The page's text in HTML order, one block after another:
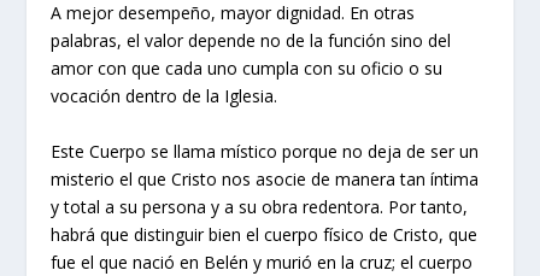
A mejor desempeño, mayor dignidad. En otras
palabras, el valor depende no de la función sino del
amor con que cada uno cumpla con su oficio o su
vocación dentro de la Iglesia.
Este Cuerpo se llama místico porque no deja de ser un
misterio el que Cristo nos asocie de manera tan íntima
y total a su persona y a su obra redentora. Por tanto,
habrá que distinguir bien el cuerpo físico de Cristo, que
fue el que nació en Belén y murió en la cruz; el cuerpo